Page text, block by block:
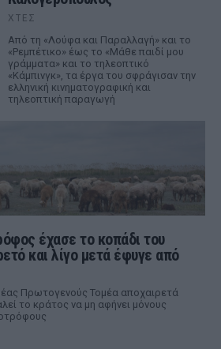
ΧΤΕΣ
Από τη «Λούφα και Παραλλαγή» και το
«Ρεμπέτικο» έως το «Μάθε παιδί μου
γράμματα» και το τηλεοπτικό
«Κάμπινγκ», τα έργα του σφράγισαν την
ελληνική κινηματογραφική και
τηλεοπτική παραγωγή
έχασε το κοπάδι του
και λίγο μετά έφυγε από
Πρωτογενούς Τομέα αποχαιρετά
το κράτος να μη αφήνει μόνους